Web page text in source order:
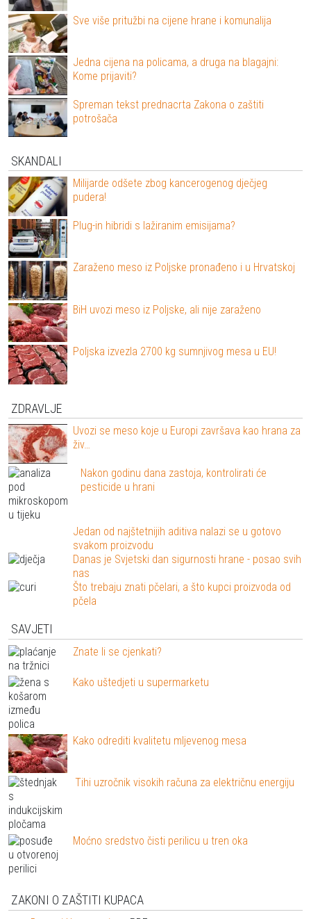
Sve više pritužbi na cijene hrane i komunalija
Jedna cijena na policama, a druga na blagajni:
Kome prijaviti?
Spreman tekst prednacrta Zakona o zaštiti
potrošača
SKANDALI
Milijarde odšete zbog kancerogenog dječjeg
pudera!
Plug-in hibridi s lažiranim emisijama?
Zaraženo meso iz Poljske pronađeno i u Hrvatskoj
BiH uvozi meso iz Poljske, ali nije zaraženo
Poljska izvezla 2700 kg sumnjivog mesa u EU!
ZDRAVLJE
Uvozi se meso koje u Europi završava kao hrana za
živ…
Nakon godinu dana zastoja, kontrolirati će
pesticide u hrani
Jedan od najštetnijih aditiva nalazi se u gotovo
svakom proizvodu
Danas je Svjetski dan sigurnosti hrane - posao svih
nas
Što trebaju znati pčelari, a što kupci proizvoda od
pčela
SAVJETI
Znate li se cjenkati?
Kako uštedjeti u supermarketu
Kako odrediti kvalitetu mljevenog mesa
Tihi uzročnik visokih računa za električnu energiju
Moćno sredstvo čisti perilicu u tren oka
ZAKONI O ZAŠTITI KUPACA